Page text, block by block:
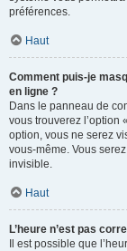
préférences.
Haut
Comment puis-je
en ligne ?
Dans le panneau de
vous trouverez l’option
option, vous ne serez
vous-même. Vous
invisible.
Haut
L’heure n’est pas
Il est possible que